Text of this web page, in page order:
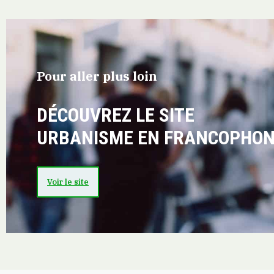
Pour aller plus loin
DÉCOUVREZ LE SITE
URBANISME EN
Voir le site